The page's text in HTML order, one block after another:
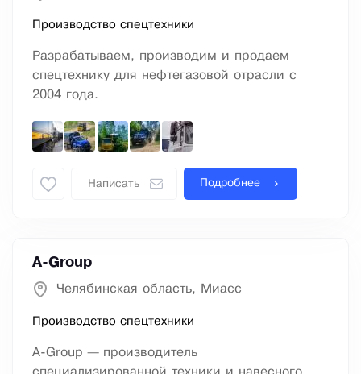
Производство спецтехники
Разрабатываем, производим и продаем
спецтехнику для нефтегазовой отрасли с
2004 года.
Написать Подробнее
A-Group
Челябинская область, Миасс
Производство спецтехники
A-Group — производитель